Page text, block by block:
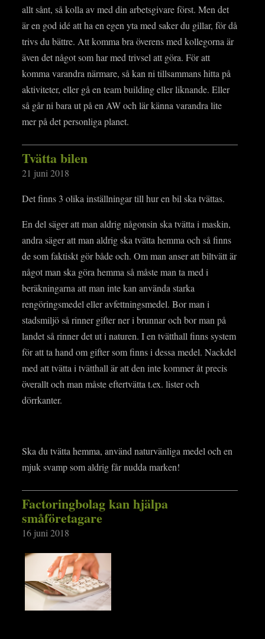
allt sånt, så kolla av med din arbetsgivare först. Men det
är en god idé att ha en egen yta med saker du gillar, för då
trivs du bättre. Att komma bra överens med kollegorna är
även det något som har med trivsel att göra. För att
komma varandra närmare, så kan ni tillsammans hitta på
aktiviteter, eller gå en team building eller liknande. Eller
så går ni bara ut på en AW och lär känna varandra lite
mer på det personliga planet.
Tvätta bilen
21 juni 2018
Det finns 3 olika inställningar till hur en bil ska tvättas.
En del säger att man aldrig någonsin ska tvätta i maskin,
andra säger att man aldrig ska tvätta hemma och så finns
de som faktiskt gör både och. Om man anser att biltvätt är
något man ska göra hemma så måste man ta med i
beräkningarna att man inte kan använda starka
rengöringsmedel eller avfettningsmedel. Bor man i
stadsmiljö så rinner gifter ner i brunnar och bor man på
landet så rinner det ut i naturen. I en tvätthall finns system
för att ta hand om gifter som finns i dessa medel. Nackdel
med att tvätta i tvätthall är att den inte kommer åt precis
överallt och man måste eftertvätta t.ex. lister och
dörrkanter.
Ska du tvätta hemma, använd naturvänliga medel och en
mjuk svamp som aldrig får nudda marken!
Factoringbolag kan hjälpa
småföretagare
16 juni 2018